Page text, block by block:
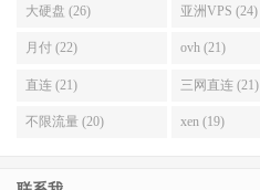
大硬盘 (26) 亚洲VPS (24)
月付 (22) ovh (21)
直连 (21) 三网直连 (21)
不限流量 (20) xen (19)